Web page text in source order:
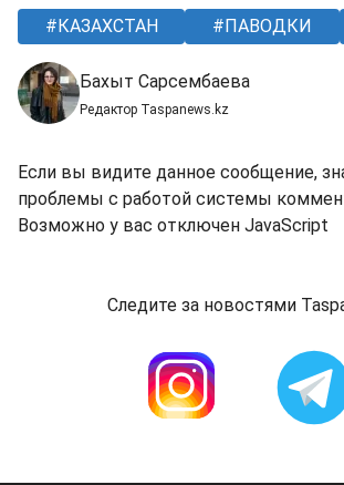
КАЗАХСТАН ПАВОДКИ
Бахыт Сарсембаева
Редактор Taspanews.kz
Если вы видите данное сообщение,
проблемы с работой системы
Возможно у вас отключен JavaScript
Следите за новостями